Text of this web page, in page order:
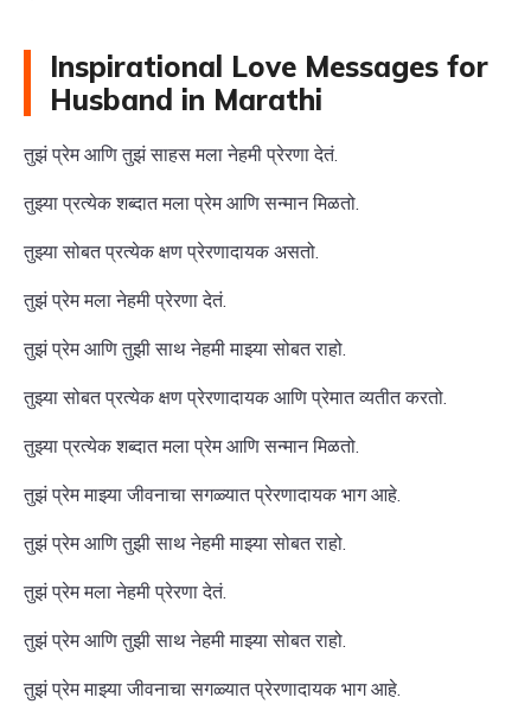
Inspirational Love Messages for
Husband in Marathi
तुझं प्रेम आणि तुझं साहस मला नेहमी प्रेरणा देतं.
तुझ्या प्रत्येक शब्दात मला प्रेम आणि सन्मान मिळतो.
तुझ्या सोबत प्रत्येक क्षण प्रेरणादायक असतो.
तुझं प्रेम मला नेहमी प्रेरणा देतं.
तुझं प्रेम आणि तुझी साथ नेहमी माझ्या सोबत राहो.
तुझ्या सोबत प्रत्येक क्षण प्रेरणादायक आणि प्रेमात व्यतीत करतो.
तुझ्या प्रत्येक शब्दात मला प्रेम आणि सन्मान मिळतो.
तुझं प्रेम माझ्या जीवनाचा सगळ्यात प्रेरणादायक भाग आहे.
तुझं प्रेम आणि तुझी साथ नेहमी माझ्या सोबत राहो.
तुझं प्रेम मला नेहमी प्रेरणा देतं.
तुझं प्रेम आणि तुझी साथ नेहमी माझ्या सोबत राहो.
तुझं प्रेम माझ्या जीवनाचा सगळ्यात प्रेरणादायक भाग आहे.